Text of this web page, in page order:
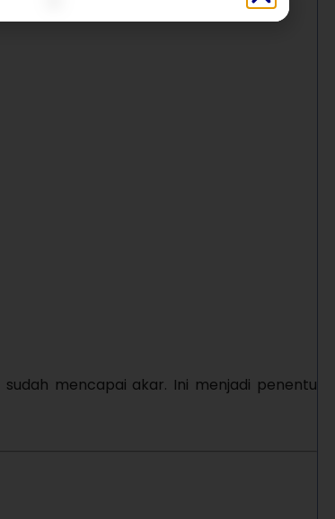
mencapai akar. Ini menjadi penentu